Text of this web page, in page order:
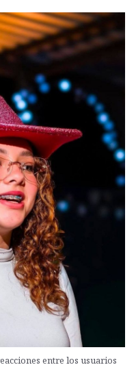
entre los usuarios